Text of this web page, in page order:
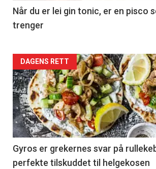
Når du er lei gin tonic, er en pisco
trenger
Forsiden
akkurat
nå
-
2
DAGENS RETT
Gyros er grekernes svar på
perfekte tilskuddet til helgekosen